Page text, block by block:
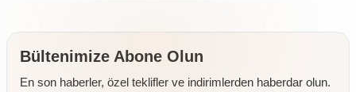
Bültenimize Abone Olun
En son haberler, özel teklifler ve indirimlerden haberdar olun.